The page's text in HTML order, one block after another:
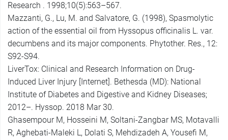
Research . 1998;10(5):563–567.
Mazzanti, G., Lu, M. and Salvatore, G. (1998), Spasmolytic
action of the essential oil from Hyssopus officinalis L. var.
decumbens and its major components. Phytother. Res., 12:
S92-S94.
LiverTox: Clinical and Research Information on Drug-
Induced Liver Injury [Internet]. Bethesda (MD): National
Institute of Diabetes and Digestive and Kidney Diseases;
2012–. Hyssop. 2018 Mar 30.
Ghasempour M, Hosseini M, Soltani-Zangbar MS, Motavalli
R, Aghebati-Maleki L, Dolati S, Mehdizadeh A, Yousefi M,